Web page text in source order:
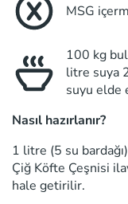
MSG
100 kg
litre suya
suyu elde
Nasıl hazırlanır?
1 litre (5 su
Çiğ Köfte Çeşnisi
hale getirilir.